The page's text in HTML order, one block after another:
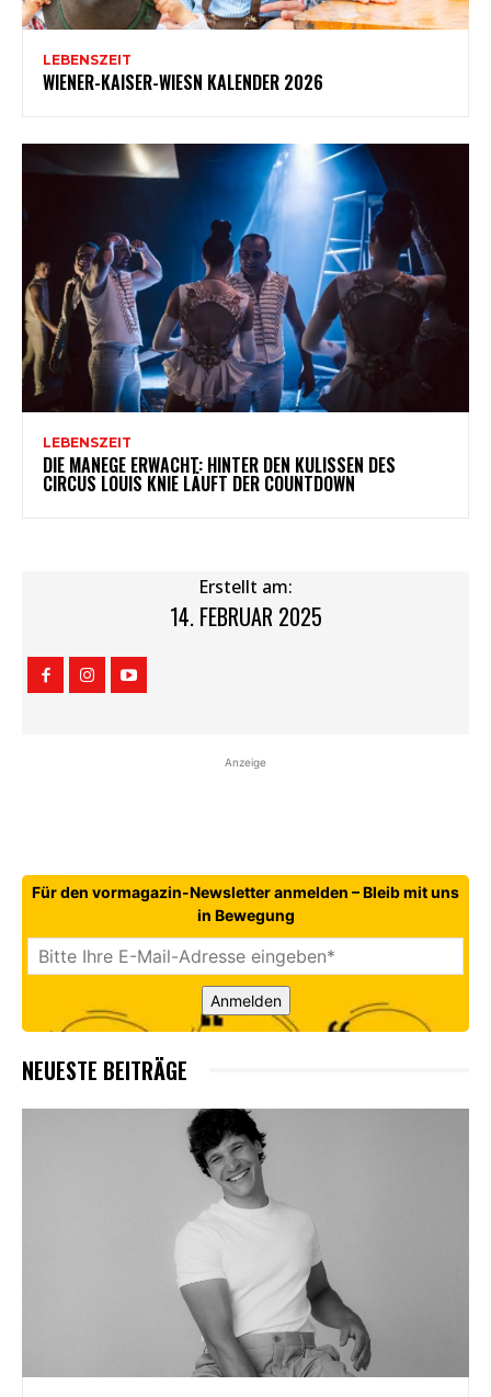
LEBENSZEIT
WIENER-KAISER-WIESN KALENDER 2026
LEBENSZEIT
DIE MANEGE ERWACHT: HINTER DEN KULISSEN DES
CIRCUS LOUIS KNIE LÄUFT DER COUNTDOWN
Erstellt am:
14. FEBRUAR 2025
Anzeige
Für den vormagazin-Newsletter anmelden – Bleib mit uns
in Bewegung
Anmelden
NEUESTE BEITRÄGE